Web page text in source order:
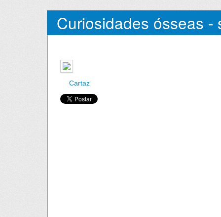
Curiosidades ósseas -
Cartaz